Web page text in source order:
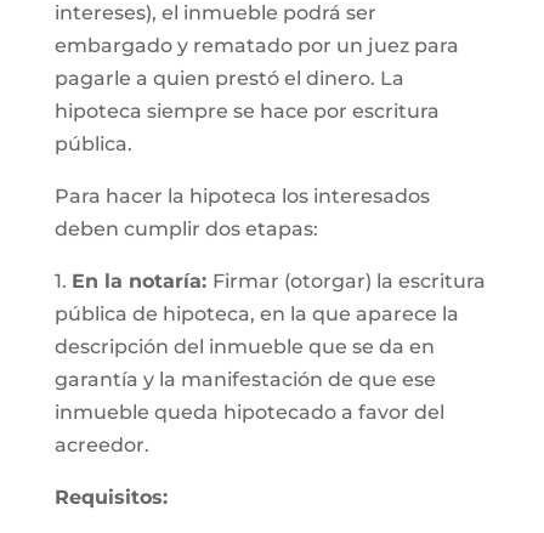
intereses), el inmueble podrá ser
embargado y rematado por un juez para
pagarle a quien prestó el dinero. La
hipoteca siempre se hace por escritura
pública.
Para hacer la hipoteca los interesados
deben cumplir dos etapas:
1. En la notaría: Firmar (otorgar) la escritura
pública de hipoteca, en la que aparece la
descripción del inmueble que se da en
garantía y la manifestación de que ese
inmueble queda hipotecado a favor del
acreedor.
Requisitos: